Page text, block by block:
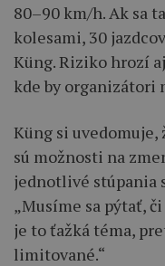
80–90 km/h. Ak sa
kolesami, 30
Küng. Riziko hrozí
kde by organizátori
Küng si uvedomuje,
sú možnosti na
jednotlivé stúpania
„Musíme sa pýtať,
je to ťažká téma,
limitované.“